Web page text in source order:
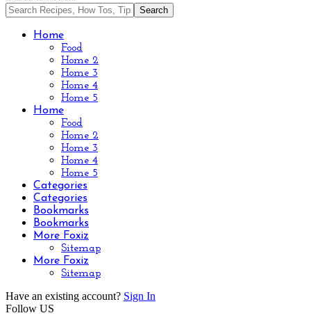
Home
Food
Home 2
Home 3
Home 4
Home 5
Home
Food
Home 2
Home 3
Home 4
Home 5
Categories
Categories
Bookmarks
Bookmarks
More Foxiz
Sitemap
More Foxiz
Sitemap
Have an existing account? Sign In
Follow US